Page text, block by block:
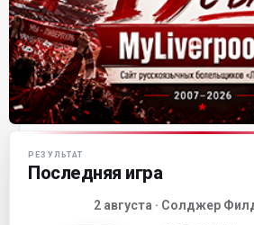
Матч-центр
РЕЗУЛЬТАТ
Последняя игра
2 августа · Солджер